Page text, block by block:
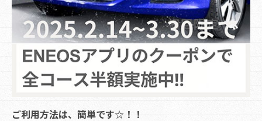
ご利用方法は、簡単です☆！！